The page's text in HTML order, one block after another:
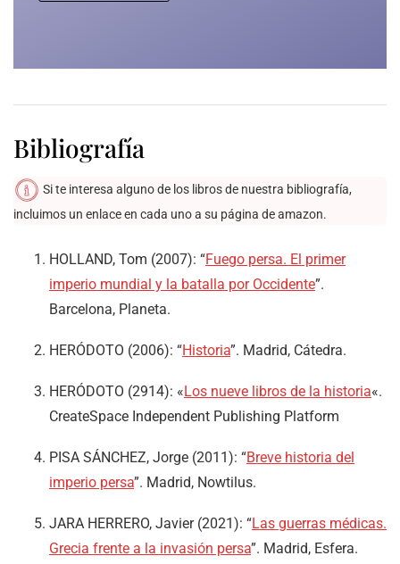
Bibliografía
Si te interesa alguno de los libros de nuestra bibliografía,
incluimos un enlace en cada uno a su página de amazon.
HOLLAND, Tom (2007): “Fuego persa. El primer
imperio mundial y la batalla por Occidente”.
Barcelona, Planeta.
HERÓDOTO (2006): “Historia”. Madrid, Cátedra.
HERÓDOTO (2914): «Los nueve libros de la historia«.
CreateSpace Independent Publishing Platform
PISA SÁNCHEZ, Jorge (2011): “Breve historia del
imperio persa”. Madrid, Nowtilus.
JARA HERRERO, Javier (2021): “Las guerras médicas.
Grecia frente a la invasión persa”. Madrid, Esfera.